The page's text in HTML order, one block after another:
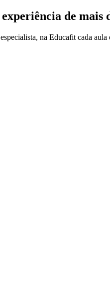
de mais
na Educafit cada